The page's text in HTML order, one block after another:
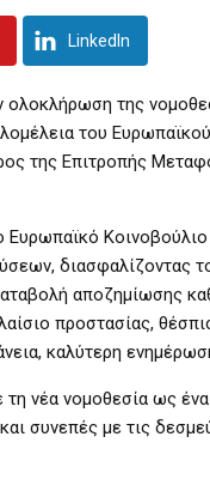
LinkedIn
ολοκλήρωση της
του
της Επιτροπής
διασφαλίζοντας
αποζημίωσης
προστασίας,
καλύτερη
νέα νομοθεσία ως
συνεπές με τις